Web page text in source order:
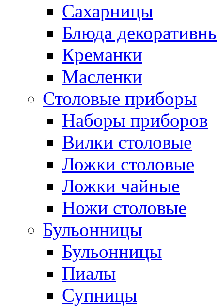
Сахарницы
Блюда
Креманки
Масленки
Столовые приборы
Наборы приборов
Вилки столовые
Ложки столовые
Ложки чайные
Ножи столовые
Бульонницы
Бульонницы
Пиалы
Супницы